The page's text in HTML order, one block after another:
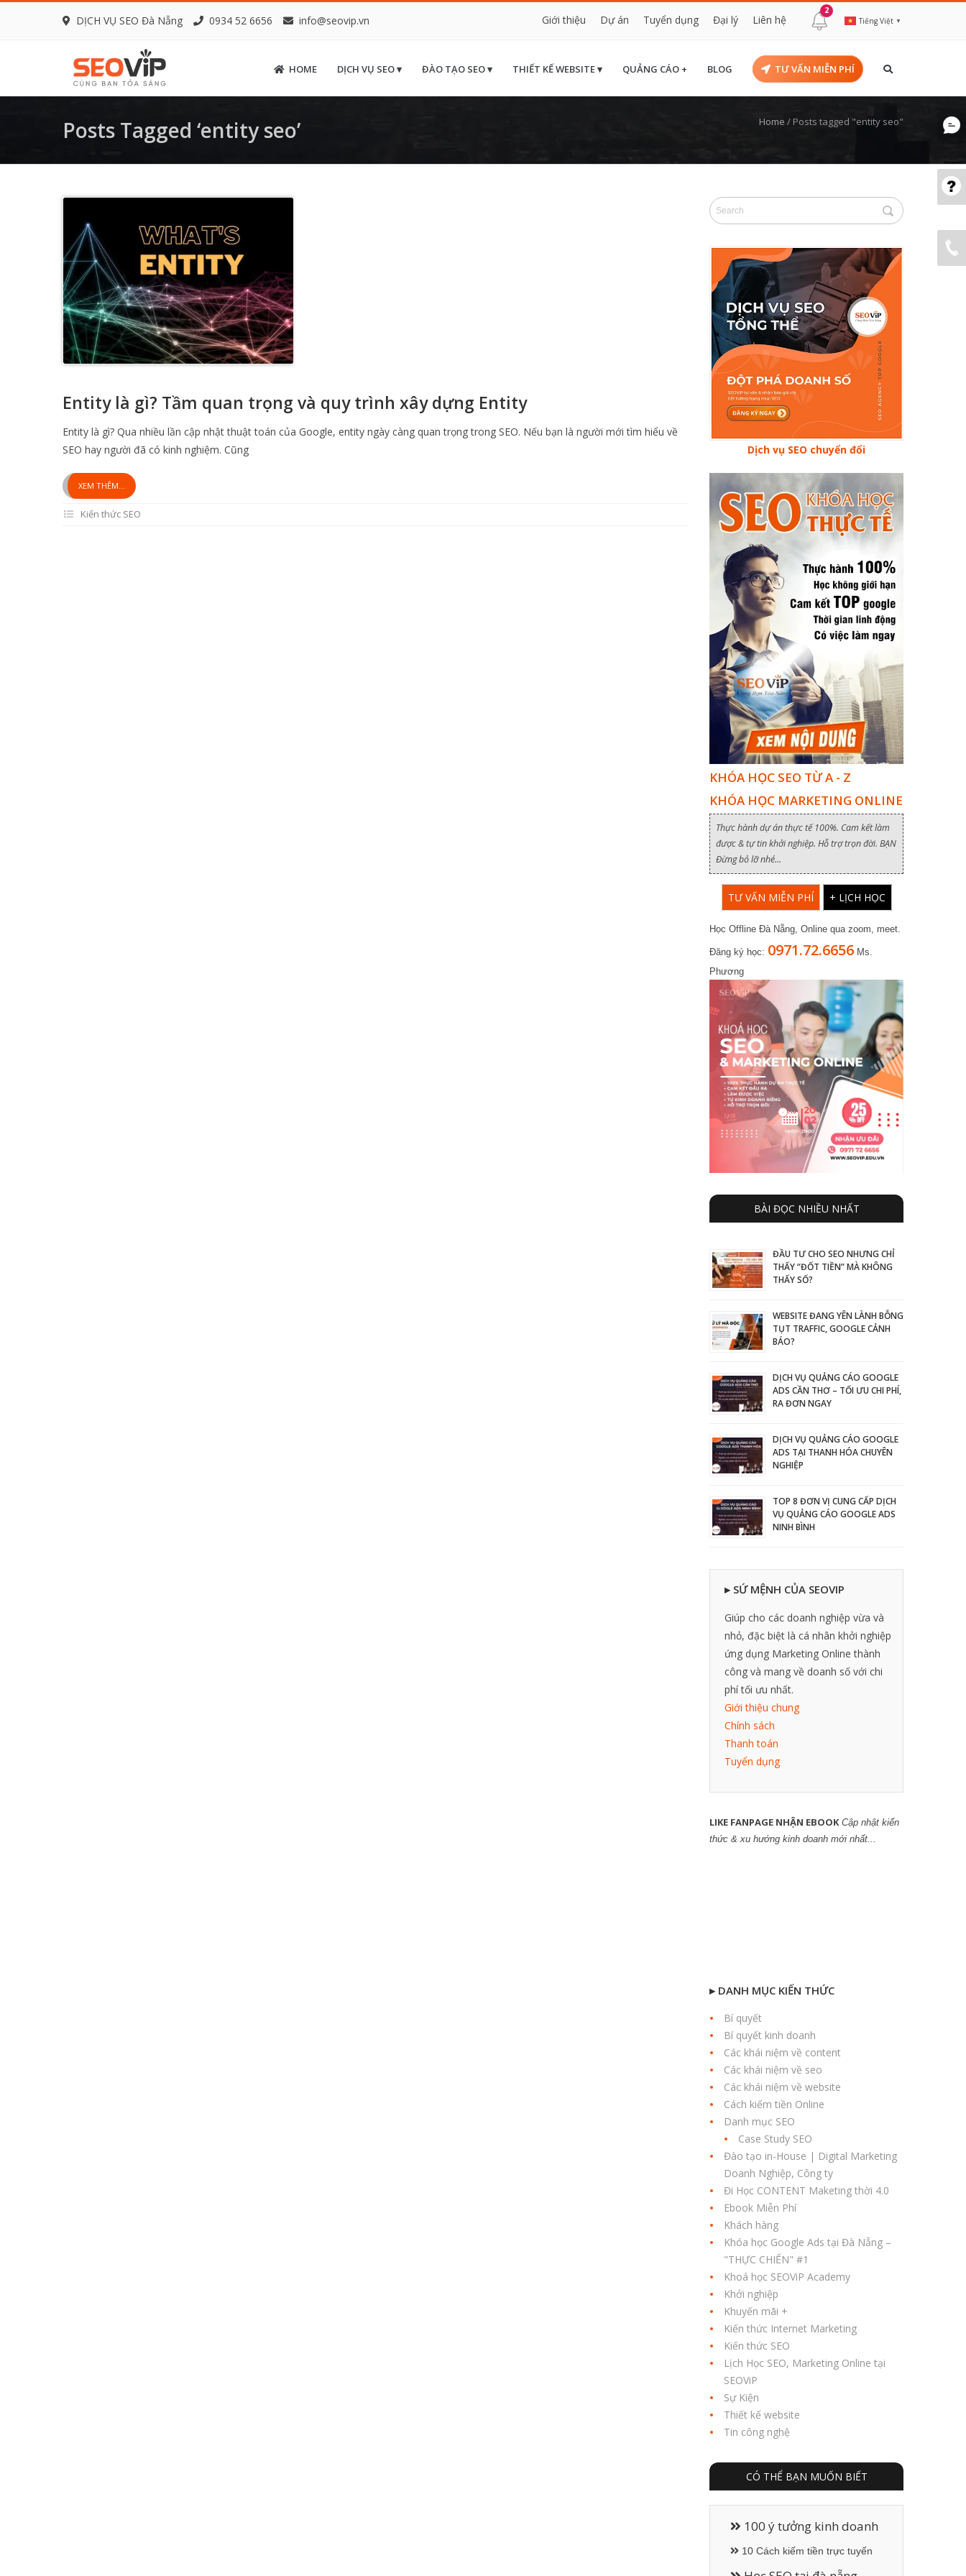
DỊCH VỤ SEO Đà Nẵng 0934 52 6656 info@seovip.vn Giới thiệu Dự án Tuyển dụng Đại lý Liên hệ
2
Tiếng Việt ▼
HOME DỊCH VỤ SEO ▾ ĐÀO TẠO SEO ▾ THIẾT KẾ WEBSITE ▾ QUẢNG CÁO + BLOG TƯ VẤN MIỄN PHÍ
Posts Tagged ‘entity seo’ Home / Posts tagged "entity seo"
Entity là gì? Tầm quan trọng và quy trình xây dựng Entity
Entity là gì? Qua nhiều lần cập nhật thuật toán của Google, entity ngày càng quan trọng trong SEO. Nếu bạn là người mới tìm hiểu về
SEO hay người đã có kinh nghiệm. Cũng
XEM THÊM...
Kiến thức SEO
Dịch vụ SEO chuyển đổi
KHÓA HỌC SEO TỪ A - Z
KHÓA HỌC MARKETING ONLINE
Thực hành dự án thực tế 100%. Cam kết làm
được & tự tin khởi nghiệp. Hỗ trợ trọn đời. BẠN
Đừng bỏ lỡ nhé...
TƯ VẤN MIỄN PHÍ + LỊCH HỌC
Học Offline Đà Nẵng, Online qua zoom, meet.
Đăng ký học: 0971.72.6656 Ms.
Phương
BÀI ĐỌC NHIỀU NHẤT
ĐẦU TƯ CHO SEO NHƯNG CHỈ
THẤY “ĐỐT TIỀN” MÀ KHÔNG
THẤY SỐ?
WEBSITE ĐANG YÊN LÀNH BỖNG
TỤT TRAFFIC, GOOGLE CẢNH
BÁO?
DỊCH VỤ QUẢNG CÁO GOOGLE
ADS CẦN THƠ – TỐI ƯU CHI PHÍ,
RA ĐƠN NGAY
DỊCH VỤ QUẢNG CÁO GOOGLE
ADS TẠI THANH HÓA CHUYÊN
NGHIỆP
TOP 8 ĐƠN VỊ CUNG CẤP DỊCH
VỤ QUẢNG CÁO GOOGLE ADS
NINH BÌNH
▸ SỨ MỆNH CỦA SEOVIP
Giúp cho các doanh nghiệp vừa và
nhỏ, đặc biệt là cá nhân khởi nghiệp
ứng dụng Marketing Online thành
công và mang về doanh số với chi
phí tối ưu nhất.
Giới thiệu chung
Chính sách
Thanh toán
Tuyển dụng
LIKE FANPAGE NHẬN EBOOK Cập nhật kiến
thức & xu hướng kinh doanh mới nhất...
▸ DANH MỤC KIẾN THỨC
Bí quyết
Bí quyết kinh doanh
Các khái niệm về content
Các khái niệm về seo
Các khái niệm về website
Cách kiếm tiền Online
Danh mục SEO
Case Study SEO
Đào tạo in-House | Digital Marketing
Doanh Nghiệp, Công ty
Đi Học CONTENT Maketing thời 4.0
Ebook Miễn Phí
Khách hàng
Khóa học Google Ads tại Đà Nẵng –
"THỰC CHIẾN" #1
Khoá học SEOViP Academy
Khởi nghiệp
Khuyến mãi +
Kiến thức Internet Marketing
Kiến thức SEO
Lịch Học SEO, Marketing Online tại
SEOViP
Sự Kiện
Thiết kế website
Tin công nghệ
CÓ THỂ BẠN MUỐN BIẾT
100 ý tưởng kinh doanh
10 Cách kiếm tiền trực tuyến